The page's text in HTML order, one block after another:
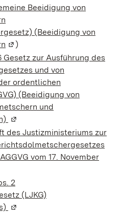
Beeidigung von
(Beeidigung von
(Wird in einem neuen
)
Gesetz zur Ausführung des
und von
ordentlichen
(Beeidigung von
und
(Wird in einem neuen
des Justizministeriums zur
vom 17. November
neuen Fenster geöffnet)
2
(LJKG)
(Wird in einem neuen